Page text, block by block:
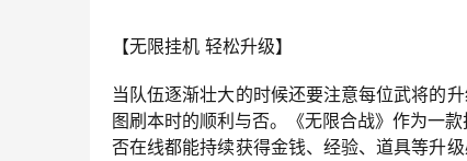
【无限挂机 轻松升级】
当队伍逐渐壮大的时候还要注意每位武将的
图刷本时的顺利与否。《无限合战》作为一
否在线都能持续获得金钱、经验、道具等升